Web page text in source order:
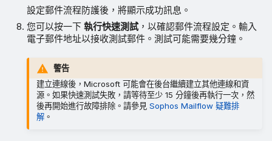
設定郵件流程防護後，將顯示成功訊息。
您可以按一下執行快速測試 ，以確認郵件流程設定。輸入
電子郵件地址以接收測試郵件。測試可能需要幾分鐘。
警告
建立連線後，Microsoft 可能會在後台繼續建立其他連線和資
源。如果快速測試失敗，請等待至少 15 分鐘後再執行一次，然
後再開始進行故障排除。請參見Sophos Mailflow 疑難排
解 。